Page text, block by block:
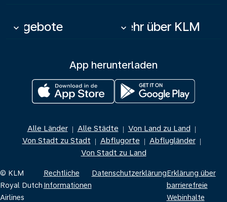
Angebote
keyboard_arrow_down Mehr über KLM
keyboard_arrow_down
App herunterladen
Alle Länder | Alle Städte | Von Land zu Land |
Von Stadt zu Stadt | Abflugorte | Abflugländer |
Von Stadt zu Land
© KLM
Royal Dutch
Airlines
Rechtliche
Informationen
DatenschutzerklärungErklärung über
barrierefreie
Webinhalte